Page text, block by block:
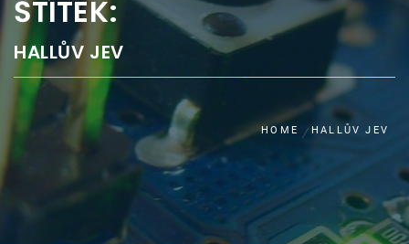
ŠTÍTEK:
HALLŮV JEV
HOME HALLŮV JEV